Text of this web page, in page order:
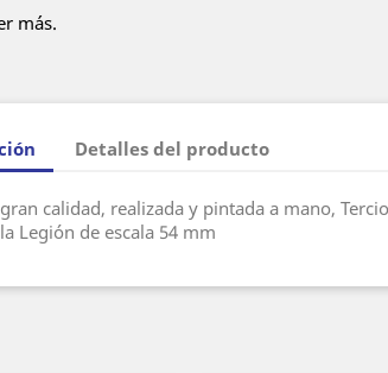
más.
Detalles del producto
calidad, realizada y pintada a mano,
Legión de escala 54 mm